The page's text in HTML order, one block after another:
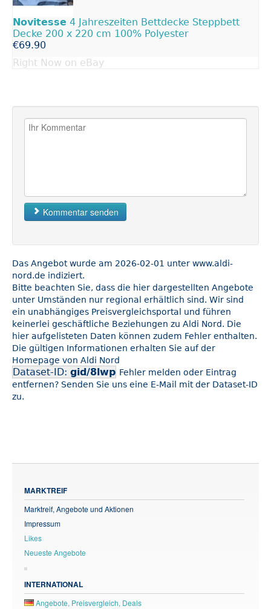
Novitesse 4 Jahreszeiten Bettdecke Steppbett
Decke 200 x 220 cm 100% Polyester
€69.90
Right Now on eBay
Kommentar senden
Das Angebot wurde am 2026-02-01 unter www.aldi-
nord.de indiziert.
Bitte beachten Sie, dass die hier dargestellten Angebote
unter Umständen nur regional erhältlich sind. Wir sind
ein unabhängiges Preisvergleichsportal und führen
keinerlei geschäftliche Beziehungen zu Aldi Nord. Die
hier aufgelisteten Daten können zudem Fehler enthalten.
Die gültigen Informationen erhalten Sie auf der
Homepage von Aldi Nord
Dataset-ID: gid/8lwp Fehler melden oder Eintrag
entfernen? Senden Sie uns eine E-Mail mit der Dataset-ID
zu.
MARKTREIF
Marktreif, Angebote und Aktionen
Impressum
Likes
Neueste Angebote
INTERNATIONAL
Angebote, Preisvergleich, Deals